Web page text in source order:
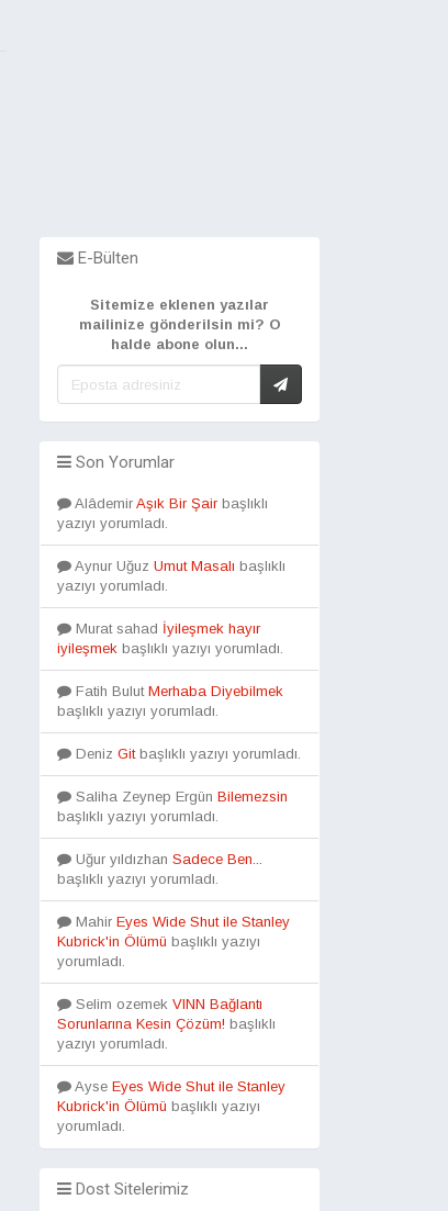
E-Bülten
Sitemize eklenen yazılar
mailinize gönderilsin mi? O
halde abone olun...
Son Yorumlar
Alâdemir Aşık Bir Şair başlıklı
yazıyı yorumladı.
Aynur Uğuz Umut Masalı başlıklı
yazıyı yorumladı.
Murat sahad İyileşmek hayır
iyileşmek başlıklı yazıyı yorumladı.
Fatih Bulut Merhaba Diyebilmek
başlıklı yazıyı yorumladı.
Deniz Gitbaşlıklı yazıyı yorumladı.
Saliha Zeynep Ergün Bilemezsin
başlıklı yazıyı yorumladı.
Uğur yıldızhan Sadece Ben...
başlıklı yazıyı yorumladı.
Mahir Eyes Wide Shut ile Stanley
Kubrick'in Ölümü başlıklı yazıyı
yorumladı.
Selim ozemek VINN Bağlantı
Sorunlarına Kesin Çözüm! başlıklı
yazıyı yorumladı.
Ayse Eyes Wide Shut ile Stanley
Kubrick'in Ölümü başlıklı yazıyı
yorumladı.
Dost Sitelerimiz